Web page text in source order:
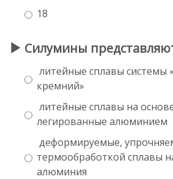
18
Силумины
литейные сплавы системы
кремний»
литейные сплавы на
легированные алюминием
деформируемые,
термообработкой сплавы
алюминия